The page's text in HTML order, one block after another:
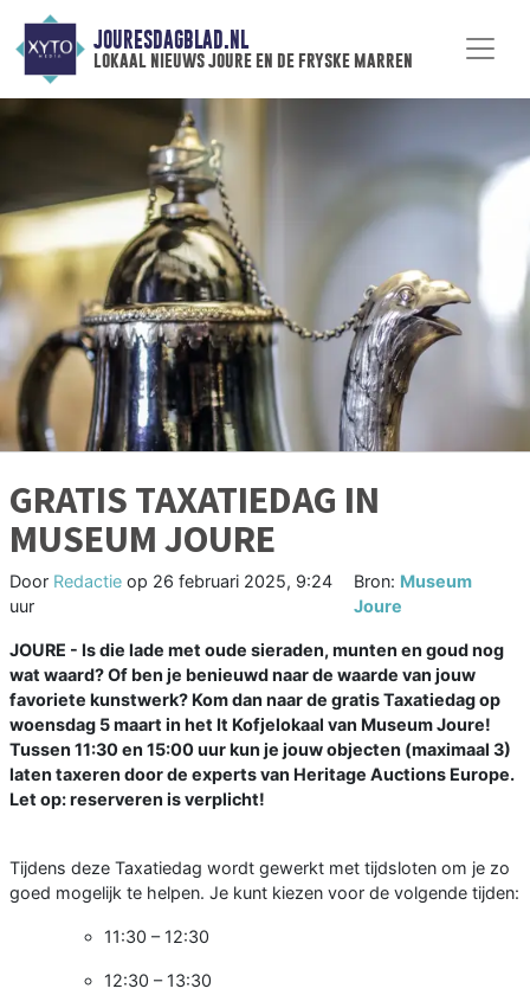
JOURESDAGBLAD.NL
lokaal nieuws joure en de fryske marren
GRATIS TAXATIEDAG IN
MUSEUM JOURE
Door Redactie op 26 februari 2025, 9:24
uur
Bron: Museum
Joure
JOURE - Is die lade met oude sieraden, munten en goud nog
wat waard? Of ben je benieuwd naar de waarde van jouw
favoriete kunstwerk? Kom dan naar de gratis Taxatiedag op
woensdag 5 maart in het It Kofjelokaal van Museum Joure!
Tussen 11:30 en 15:00 uur kun je jouw objecten (maximaal 3)
laten taxeren door de experts van Heritage Auctions Europe.
Let op: reserveren is verplicht!
Tijdens deze Taxatiedag wordt gewerkt met tijdsloten om je zo
goed mogelijk te helpen. Je kunt kiezen voor de volgende tijden:
11:30 – 12:30
12:30 – 13:30